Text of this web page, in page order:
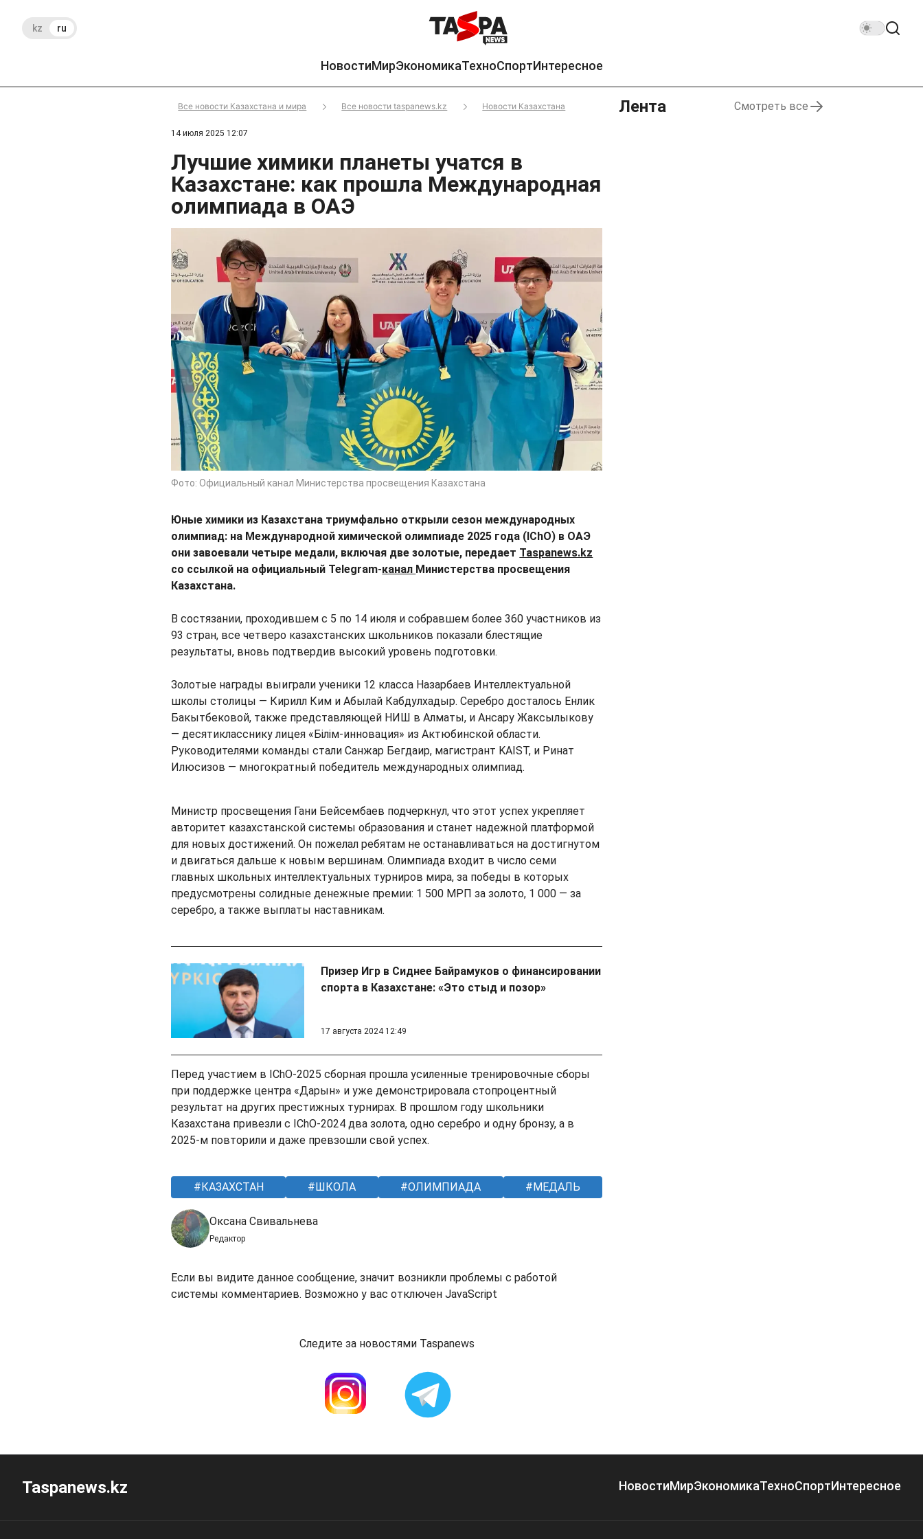
kz ru
НовостиМирЭкономикаТехноСпортИнтересное
Все новости Казахстана и мира Все новости taspanews.kz Новости Казахстана
14 июля 2025 12:07
Лучшие химики планеты учатся в
Казахстане: как прошла Международная
олимпиада в ОАЭ
Фото: Официальный канал Министерства просвещения Казахстана
Юные химики из Казахстана триумфально открыли сезон международных
олимпиад: на Международной химической олимпиаде 2025 года (IChO) в ОАЭ
они завоевали четыре медали, включая две золотые, передает Taspanews.kz
со ссылкой на официальный Telegram-канал Министерства просвещения
Казахстана.
В состязании, проходившем с 5 по 14 июля и собравшем более 360 участников из
93 стран, все четверо казахстанских школьников показали блестящие
результаты, вновь подтвердив высокий уровень подготовки.
Золотые награды выиграли ученики 12 класса Назарбаев Интеллектуальной
школы столицы — Кирилл Ким и Абылай Кабдулхадыр. Серебро досталось Енлик
Бакытбековой, также представляющей НИШ в Алматы, и Ансару Жаксылыкову
— десятикласснику лицея «Білім-инновация» из Актюбинской области.
Руководителями команды стали Санжар Бегдаир, магистрант KAIST, и Ринат
Илюсизов — многократный победитель международных олимпиад.
Министр просвещения Гани Бейсембаев подчеркнул, что этот успех укрепляет
авторитет казахстанской системы образования и станет надежной платформой
для новых достижений. Он пожелал ребятам не останавливаться на достигнутом
и двигаться дальше к новым вершинам. Олимпиада входит в число семи
главных школьных интеллектуальных турниров мира, за победы в которых
предусмотрены солидные денежные премии: 1 500 МРП за золото, 1 000 — за
серебро, а также выплаты наставникам.
Призер Игр в Сиднее Байрамуков о финансировании
спорта в Казахстане: «Это стыд и позор»
17 августа 2024 12:49
Перед участием в IChO-2025 сборная прошла усиленные тренировочные сборы
при поддержке центра «Дарын» и уже демонстрировала стопроцентный
результат на других престижных турнирах. В прошлом году школьники
Казахстана привезли с IChO-2024 два золота, одно серебро и одну бронзу, а в
2025-м повторили и даже превзошли свой успех.
КАЗАХСТАН ШКОЛА ОЛИМПИАДА МЕДАЛЬ
Оксана Свивальнева
Редактор
Если вы видите данное сообщение, значит возникли проблемы с работой
системы комментариев. Возможно у вас отключен JavaScript
Следите за новостями Taspanews
Лента Смотреть все
Taspanews.kz НовостиМирЭкономикаТехноСпортИнтересное